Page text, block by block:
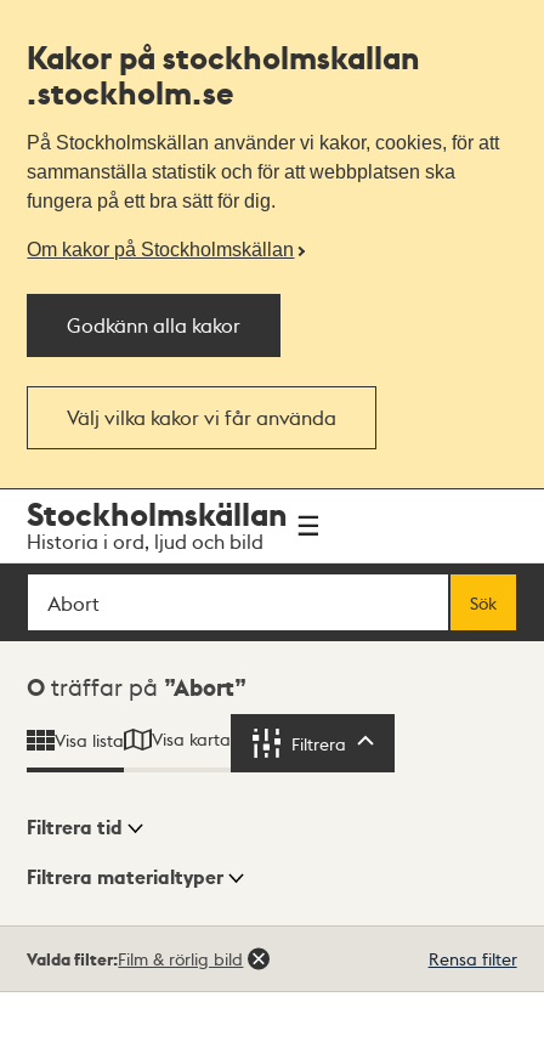
Kakor på stockholmskallan
.stockholm.se
På Stockholmskällan använder vi kakor, cookies, för att
sammanställa statistik och för att webbplatsen ska
fungera på ett bra sätt för dig.
Om kakor på Stockholmskällan
Godkänn alla kakor
Välj vilka kakor vi får använda
navigationen
huvudinnehållet
Stockholmskällan
Historia i ord, ljud och bild
Sök
Sök
Sökresultat
0 träffar på Abort
Visa lista Visa karta Filtrera
Visningsläge
Filtrera tid
Filtrera materialtyper
träffar
Valda filter:Film & rörlig bild Rensa filter